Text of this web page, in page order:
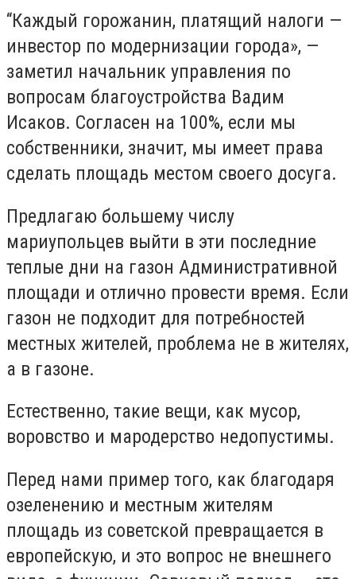
“Каждый горожанин, платящий налоги —
инвестор по модернизации города», —
заметил начальник управления по
вопросам благоустройства Вадим
Исаков. Согласен на 100%, если мы
собственники, значит, мы имеет права
сделать площадь местом своего досуга.
Предлагаю большему числу
мариупольцев выйти в эти последние
теплые дни на газон Административной
площади и отлично провести время. Если
газон не подходит для потребностей
местных жителей, проблема не в жителях,
а в газоне.
Естественно, такие вещи, как мусор,
воровство и мародерство недопустимы.
Перед нами пример того, как благодаря
озеленению и местным жителям
площадь из советской превращается в
европейскую, и это вопрос не внешнего